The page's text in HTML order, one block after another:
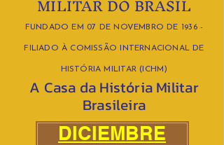
FUNDADO EM 07 DE NOVEMBRO DE 1936 -
FILIADO À COMISSÃO INTERNACIONAL DE
HISTÓRIA MILITAR (ICHM)
A Casa da História Militar
Brasileira
DICIEMBRE